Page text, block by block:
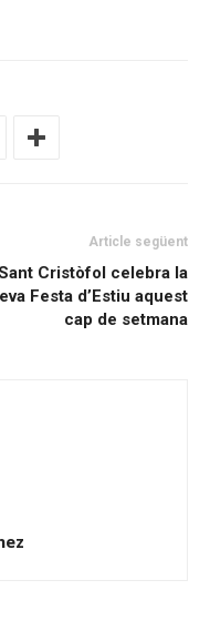
Article següent
Cristòfol celebra la
Festa d’Estiu aquest
cap de setmana